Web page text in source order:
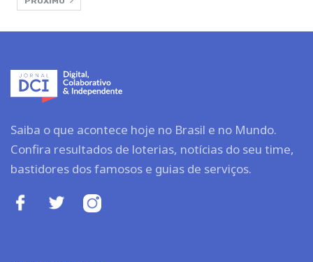
Saiba o que acontece hoje no Brasil e no Mundo.
Confira resultados de loterias, notícias do seu time,
bastidores dos famosos e guias de serviços.